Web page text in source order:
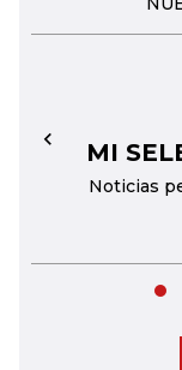
MI
Noticias
←